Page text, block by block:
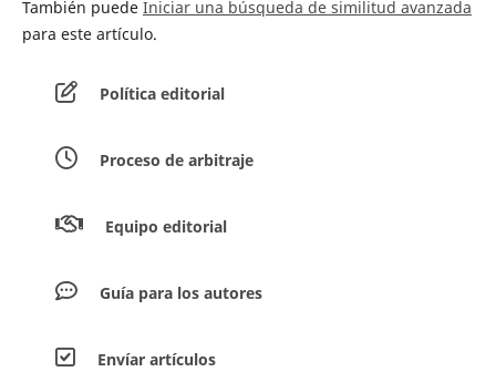
También puede Iniciar una búsqueda de similitud avanzada
para este artículo.
Política editorial
Proceso de arbitraje
Equipo editorial
Guía para los autores
Envíar artículos